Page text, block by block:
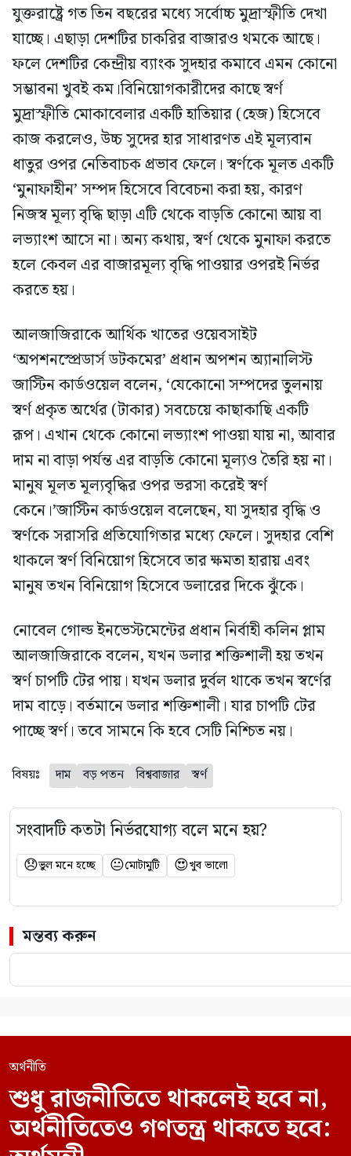
যুক্তরাষ্ট্রে গত তিন বছরের মধ্যে সর্বোচ্চ মুদ্রাস্ফীতি দেখা
যাচ্ছে। এছাড়া দেশটির চাকরির বাজারও থমকে আছে।
ফলে দেশটির কেন্দ্রীয় ব্যাংক সুদহার কমাবে এমন কোনো
সম্ভাবনা খুবই কম।বিনিয়োগকারীদের কাছে স্বর্ণ
মুদ্রাস্ফীতি মোকাবেলার একটি হাতিয়ার (হেজ) হিসেবে
কাজ করলেও, উচ্চ সুদের হার সাধারণত এই মূল্যবান
ধাতুর ওপর নেতিবাচক প্রভাব ফেলে। স্বর্ণকে মূলত একটি
‘মুনাফাহীন’ সম্পদ হিসেবে বিবেচনা করা হয়, কারণ
নিজস্ব মূল্য বৃদ্ধি ছাড়া এটি থেকে বাড়তি কোনো আয় বা
লভ্যাংশ আসে না। অন্য কথায়, স্বর্ণ থেকে মুনাফা করতে
হলে কেবল এর বাজারমূল্য বৃদ্ধি পাওয়ার ওপরই নির্ভর
করতে হয়।
আলজাজিরাকে আর্থিক খাতের ওয়েবসাইট
‘অপশনস্প্রেডার্স ডটকমের’ প্রধান অপশন অ্যানালিস্ট
জাস্টিন কার্ডওয়েল বলেন, ‘যেকোনো সম্পদের তুলনায়
স্বর্ণ প্রকৃত অর্থের (টাকার) সবচেয়ে কাছাকাছি একটি
রূপ। এখান থেকে কোনো লভ্যাংশ পাওয়া যায় না, আবার
দাম না বাড়া পর্যন্ত এর বাড়তি কোনো মূল্যও তৈরি হয় না।
মানুষ মূলত মূল্যবৃদ্ধির ওপর ভরসা করেই স্বর্ণ
কেনে।’জাস্টিন কার্ডওয়েল বলেছেন, যা সুদহার বৃদ্ধি ও
স্বর্ণকে সরাসরি প্রতিযোগিতার মধ্যে ফেলে। সুদহার বেশি
থাকলে স্বর্ণ বিনিয়োগ হিসেবে তার ক্ষমতা হারায় এবং
মানুষ তখন বিনিয়োগ হিসেবে ডলারের দিকে ঝুঁকে।
নোবেল গোল্ড ইনভেস্টমেন্টের প্রধান নির্বাহী কলিন প্লাম
আলজাজিরাকে বলেন, যখন ডলার শক্তিশালী হয় তখন
স্বর্ণ চাপটি টের পায়। যখন ডলার দুর্বল থাকে তখন স্বর্ণের
দাম বাড়ে। বর্তমানে ডলার শক্তিশালী। যার চাপটি টের
পাচ্ছে স্বর্ণ। তবে সামনে কি হবে সেটি নিশ্চিত নয়।
বিষয়ঃ দাম বড় পতন বিশ্ববাজার স্বর্ণ
সংবাদটি কতটা নির্ভরযোগ্য বলে মনে হয়?
😞ভুল মনে হচ্ছে 😐মোটামুটি 😍খুব ভালো
মন্তব্য করুন
অর্থনীতি
শুধু রাজনীতিতে থাকলেই হবে না,
অর্থনীতিতেও গণতন্ত্র থাকতে হবে: